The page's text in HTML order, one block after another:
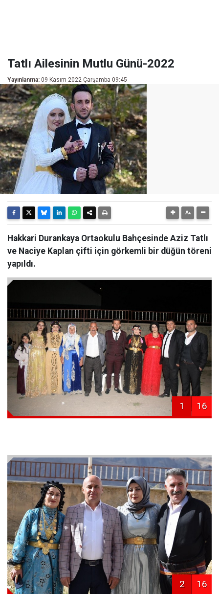
Tatlı Ailesinin Mutlu Günü-2022
Yayınlanma: 09 Kasım 2022 Çarşamba 09:45
Hakkari Durankaya Ortaokulu Bahçesinde Aziz Tatlı
ve Naciye Kaplan çifti için görkemli bir düğün töreni
yapıldı.
1 16
2 16